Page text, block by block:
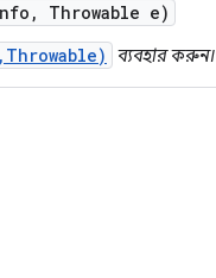
, Throwable e)
ব্যবহার করুন।